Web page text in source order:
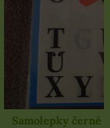
Samolepky černé